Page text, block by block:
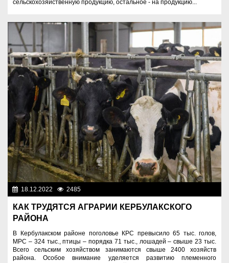
сельскохозяйственную продукцию, остальное - на продукцию...
18.12.2022 2485
КАК ТРУДЯТСЯ АГРАРИИ КЕРБУЛАКСКОГО
РАЙОНА
В Кербулакском районе поголовье КРС превысило 65 тыс. голов,
МРС – 324 тыс., птицы – порядка 71 тыс., лошадей – свыше 23 тыс.
Всего сельским хозяйством занимаются свыше 2400 хозяйств
района. Особое внимание уделяется развитию племенного